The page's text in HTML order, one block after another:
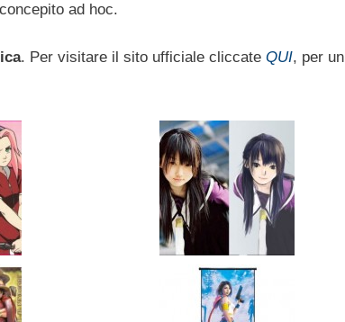
ad hoc.
. Per visitare il sito ufficiale cliccate QUI, per un